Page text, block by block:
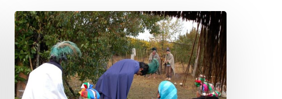
Conmemoración
del
Wiñoy
Tripantü